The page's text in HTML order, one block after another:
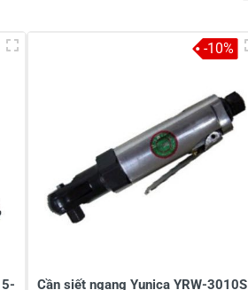
Cần siết ngang Yunica YRW-3010S
-10%